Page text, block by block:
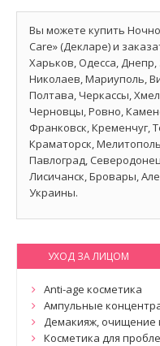
Вы можете купить
Care» (Декларе) и
Харьков, Одесса,
Николаев, Мариуполь,
Полтава, Черкассы,
Черновцы, Ровно,
Франковск, Кременчуг,
Краматорск,
Павлоград,
Лисичанск, Бровары,
Украины.
УХОД ЗА ЛИЦОМ
Anti-age косметика
Ампульные
Демакияж, очищение
Косметика для